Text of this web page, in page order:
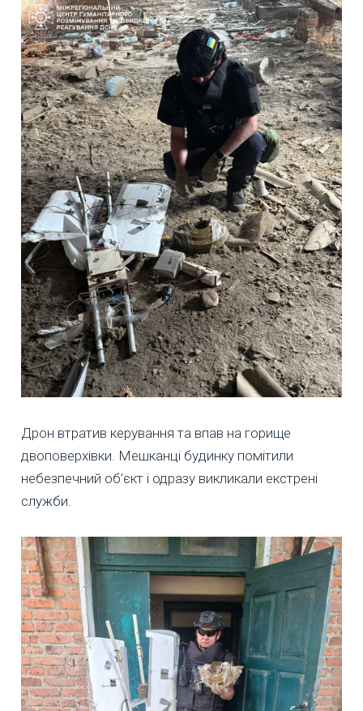
Дрон втратив керування та впав на горище
двоповерхівки. Мешканці будинку помітили
небезпечний об’єкт і одразу викликали екстрені
служби.